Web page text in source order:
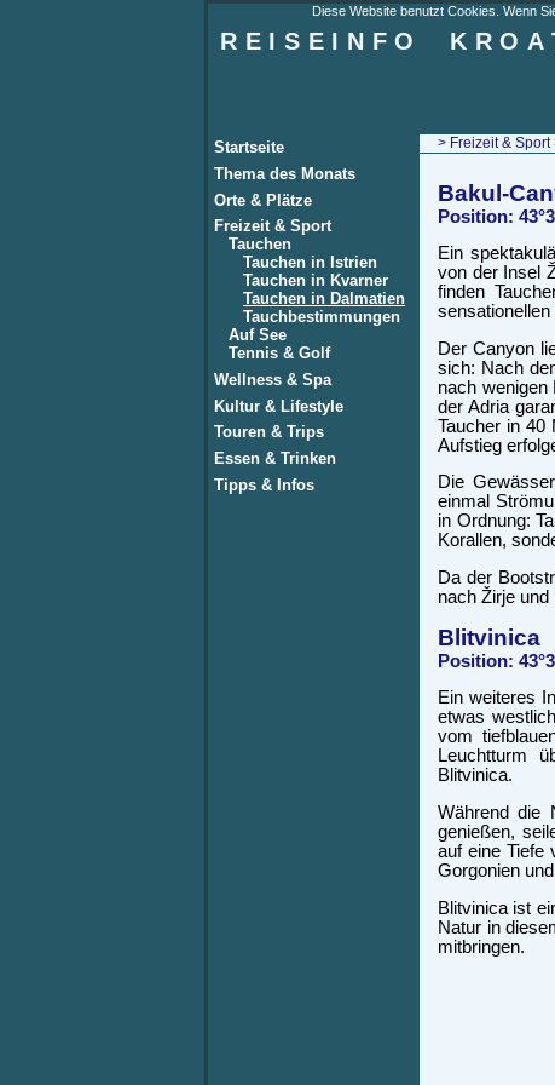
Diese Website benutzt Cookies. Wenn
REISEINFO
Startseite
Thema des Monats
Orte & Plätze
Freizeit & Sport
Tauchen
Tauchen in Istrien
Tauchen in Kvarner
Tauchen in Dalmatien
Tauchbestimmungen
Auf See
Tennis & Golf
Wellness & Spa
Kultur & Lifestyle
Touren & Trips
Essen & Trinken
Tipps & Infos
> Freizeit & Sport
Bakul-
Position:
Ein
von der Insel
finden
sensationellen
Der Canyon
sich: Nach
nach wenigen
der Adria
Taucher in 40
Aufstieg
Die
einmal
in Ordnung:
Korallen,
Da der
nach Žirje
Blitvinica
Position:
Ein weiteres
etwas
vom
Leuchtturm
Blitvinica.
Während die
genießen,
auf eine Tiefe
Gorgonien
Blitvinica ist
Natur in
mitbringen.